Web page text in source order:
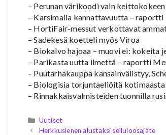
– Perunan värikoodi vain
– Karsimalla kannattavuutta – raportti
– HortiFair-messut verkottavat
– Sadekesä koetteli myös Viroa
– Biokalvo hajoaa – muovi ei: kokeita
– Parikasta uutta ilmettä – raportti
– Puutarhakauppa kansainvälistyy,
– Biologisia torjuntaeliöitä kotimaasta
– Rinnakkaisvalmisteiden tuonnilla
Kategoriat
Uutiset
Herkkusienen alustaksi selluloosajäte